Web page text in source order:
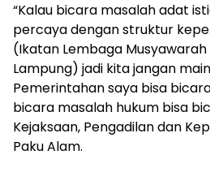
“Kalau bicara masalah adat
percaya dengan struktur
(Ikatan Lembaga
Lampung) jadi kita jangan
Pemerintahan saya bisa
bicara masalah hukum bisa
Kejaksaan, Pengadilan dan
Paku Alam.